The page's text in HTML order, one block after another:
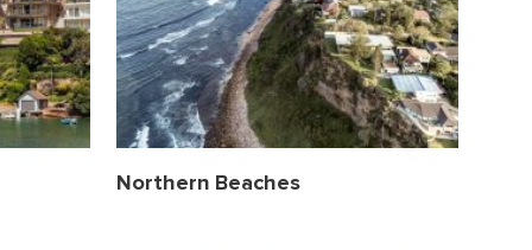
Northern Beaches